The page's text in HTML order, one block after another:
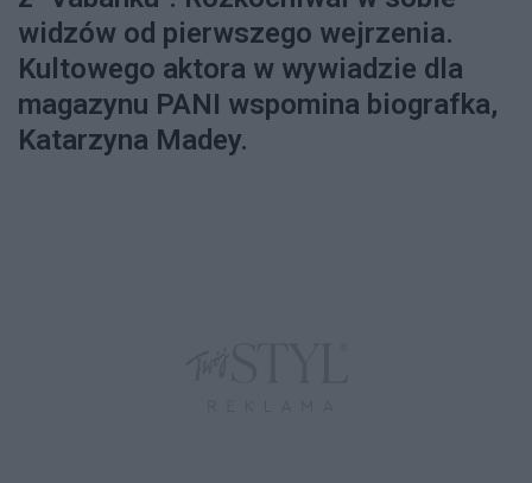
widzów od pierwszego wejrzenia.
Kultowego aktora w wywiadzie dla
magazynu PANI wspomina biografka,
Katarzyna Madey.